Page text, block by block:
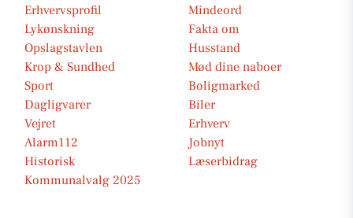
Erhvervsprofil
Mindeord
Lykønskning
Fakta om
Opslagstavlen
Husstand
Krop & Sundhed
Mød dine naboer
Sport
Boligmarked
Dagligvarer
Biler
Vejret
Erhverv
Alarm112
Jobnyt
Historisk
Læserbidrag
Kommunalvalg 2025